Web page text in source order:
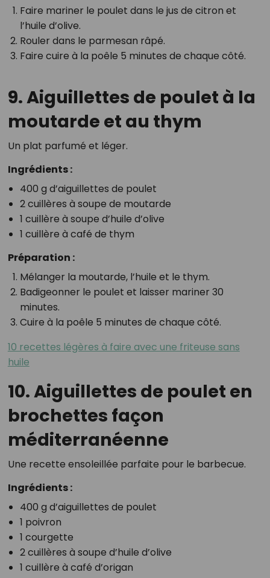
Faire mariner le poulet dans le jus de citron et
l’huile d’olive.
Rouler dans le parmesan râpé.
Faire cuire à la poêle 5 minutes de chaque côté.
9. Aiguillettes de poulet à la
moutarde et au thym
Un plat parfumé et léger.
Ingrédients :
400 g d’aiguillettes de poulet
2 cuillères à soupe de moutarde
1 cuillère à soupe d’huile d’olive
1 cuillère à café de thym
Préparation :
Mélanger la moutarde, l’huile et le thym.
Badigeonner le poulet et laisser mariner 30
minutes.
Cuire à la poêle 5 minutes de chaque côté.
10 recettes légères à faire avec une friteuse sans
huile
10. Aiguillettes de poulet en
brochettes façon
méditerranéenne
Une recette ensoleillée parfaite pour le barbecue.
Ingrédients :
400 g d’aiguillettes de poulet
1 poivron
1 courgette
2 cuillères à soupe d’huile d’olive
1 cuillère à café d’origan